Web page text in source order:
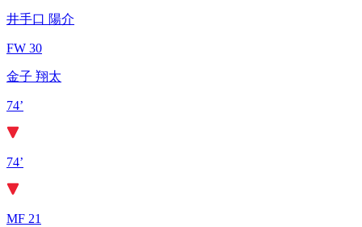
井手口 陽介
FW 30
金子 翔太
74’
74’
MF 21